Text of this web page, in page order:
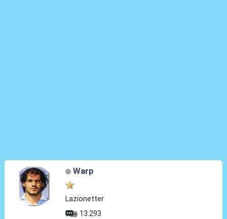
Warp
Lazionetter
13.293